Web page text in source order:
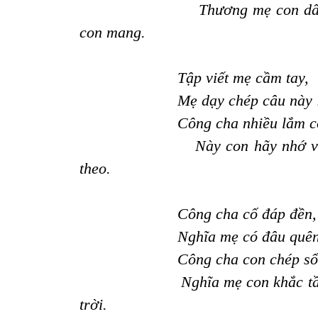
Thương mẹ con
con mang.
Tập viết mẹ cầm tay,
Mẹ dạy chép câu này
Công cha nhiều lắm
Này con hãy nhớ
theo.
Công cha cố đáp đền,
Nghĩa mẹ có đâu
Công cha con chép
Nghĩa mẹ con khắc
trời.